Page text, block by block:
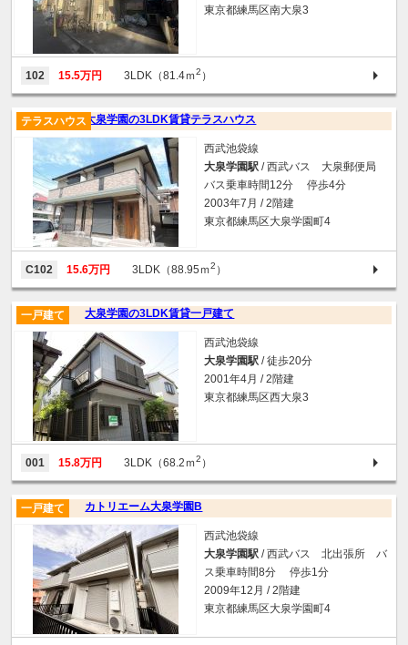
東京都練馬区南大泉3
102 15.5万円 3LDK（81.4ｍ2 ）
大泉学園の3LDK賃貸テラスハウス
テラスハウス
西武池袋線
大泉学園駅 / 西武バス 大泉郵便局
バス乗車時間12分 停歩4分
2003年7月 / 2階建
東京都練馬区大泉学園町4
C102 15.6万円 3LDK（88.95ｍ2 ）
大泉学園の3LDK賃貸一戸建て
一戸建て
西武池袋線
大泉学園駅 / 徒歩20分
2001年4月 / 2階建
東京都練馬区西大泉3
001 15.8万円 3LDK（68.2ｍ2 ）
カトリエーム大泉学園B
一戸建て
西武池袋線
大泉学園駅 / 西武バス 北出張所 バ
ス乗車時間8分 停歩1分
2009年12月 / 2階建
東京都練馬区大泉学園町4